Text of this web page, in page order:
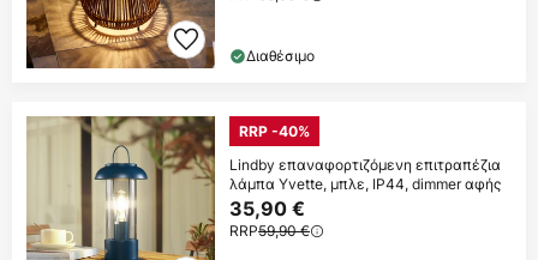
Διαθέσιμο
RRP -40%
Lindby επαναφορτιζόμενη επιτραπέζια
λάμπα Yvette, μπλε, IP44, dimmer αφής
35,90 €
RRP59,90 €